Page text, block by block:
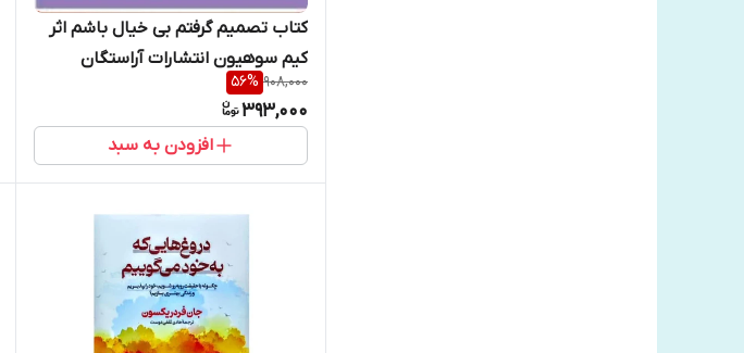
کتاب تصمیم گرفتم بی خیال باشم اثر
کیم سوهیون انتشارات آراستگان
908,000
56%
393,000
افزودن به سبد